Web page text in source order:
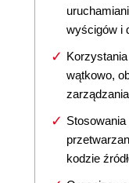
wyścigów i
wątkowo,
Stosowania
kodzie